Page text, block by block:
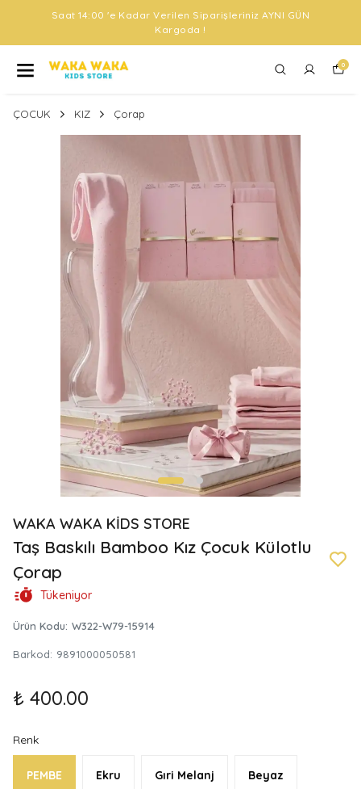
Saat 14:00 'e Kadar Verilen Siparişleriniz AYNI GÜN
Kargoda !
0
ÇOCUK KIZ Çorap
WAKA WAKA KİDS STORE
Taş Baskılı Bamboo Kız Çocuk Külotlu
Çorap
Tükeniyor
Ürün Kodu: W322-W79-15914
Barkod: 9891000050581
₺ 400.00
Renk
PEMBE Ekru Gıri Melanj Beyaz